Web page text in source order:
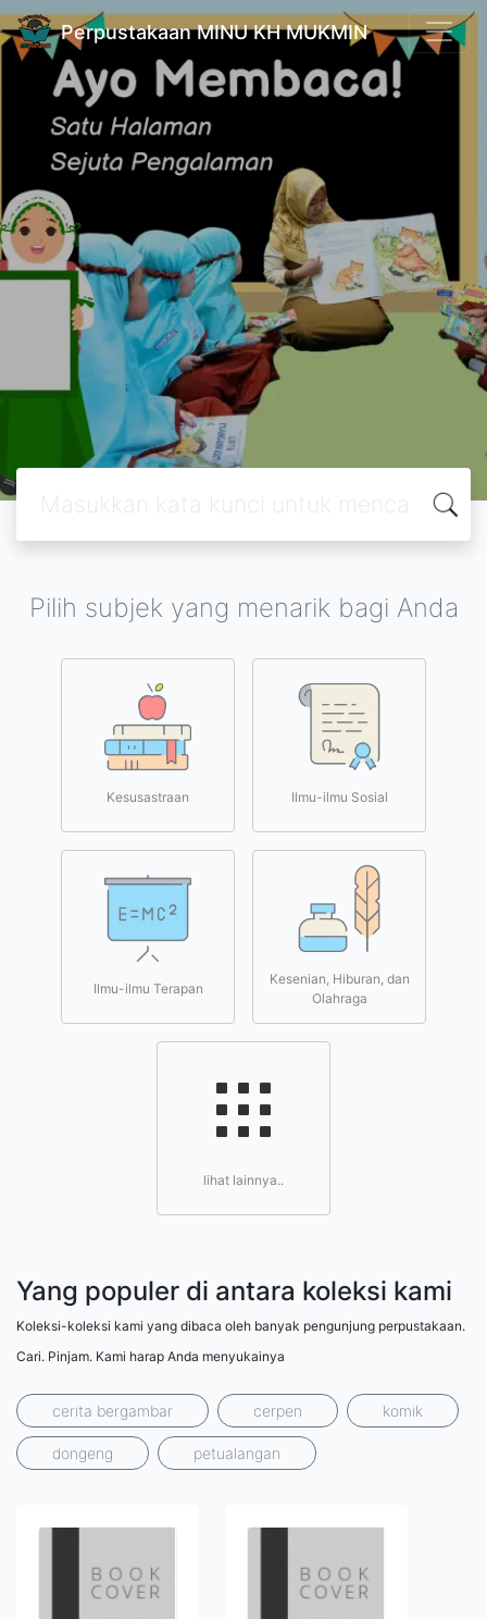
Perpustakaan MINU KH MUKMIN
Pilih subjek yang menarik bagi Anda
Kesusastraan Ilmu-ilmu Sosial
Ilmu-ilmu Terapan
Kesenian, Hiburan, dan
Olahraga
lihat lainnya..
Yang populer di antara koleksi kami
Koleksi-koleksi kami yang dibaca oleh banyak pengunjung perpustakaan.
Cari. Pinjam. Kami harap Anda menyukainya
cerita bergambar cerpen komik
dongeng petualangan